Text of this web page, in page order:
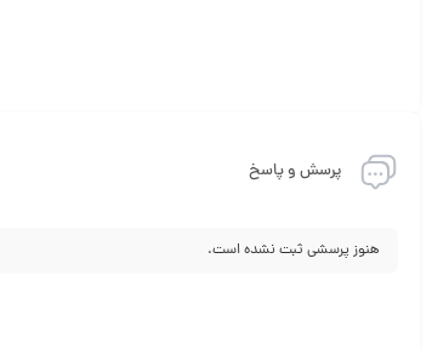
پرسش و پاسخ
هنوز پرسشی ثبت نشده است.